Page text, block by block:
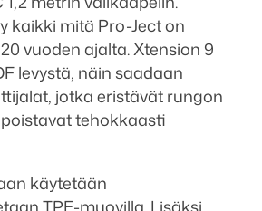
kaikki mitä Pro-Ject on
vuoden ajalta. Xtension 9
levystä, näin saadaan
jotka eristävät rungon
tehokkaasti
käytetään